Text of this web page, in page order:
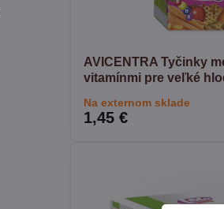
AVICENTRA Tyčinky
vitamínmi pre veľké
Na externom sklade
1,45 €